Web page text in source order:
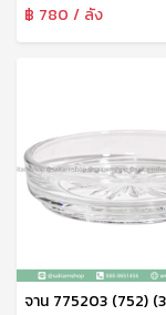
฿ 780 / ลัง
จาน 775203 (752)